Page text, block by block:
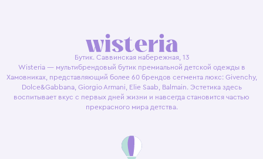
Бутик. Саввинская набережная, 13
Wisteria — мультибрендовый бутик премиальной детской одежды в
Хамовниках, представляющий более 60 брендов сегмента люкс: Givenchy,
Dolce&Gabbana, Giorgio Armani, Elie Saab, Balmain. Эстетика здесь
воспитывает вкус с первых дней жизни и навсегда становится частью
прекрасного мира детства.